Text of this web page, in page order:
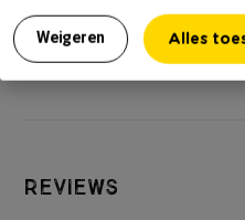
Weigeren Alles
23,99
Reviews